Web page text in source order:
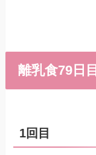
離乳食79日目
1回目